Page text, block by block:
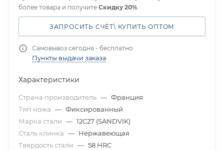
более товара и получите Скидку 20%.
ЗАПРОСИТЬ СЧЁТ\ КУПИТЬ ОПТОМ
Самовывоз сегодня - бесплатно
Пункты выдачи заказа
Характеристики
Страна производитель — Франция
Тип ножа — Фиксированный
Марка стали — 12C27 (SANDVIK)
Сталь клинка — Нержавеющая
Твердость стали — 58 HRC